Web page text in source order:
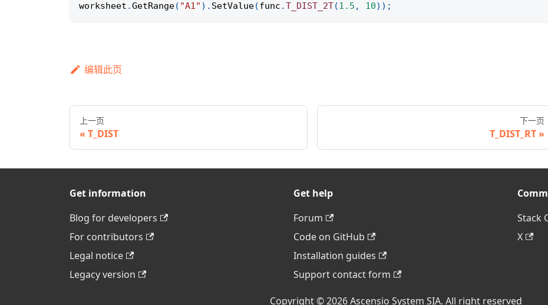
worksheet .GetRange( "A1" ) . SetValue(func .T_DIST_2T(1.5 , 10) ) ;
编辑此页
上一页
T_DIST
下一页
T_DIST_RT
Get information
Blog for developers
For contributors
Legal notice
Legacy version
Get help
Forum
Code on GitHub
Installation guides
Support contact form
Stack
X
Copyright © 2026 Ascensio System SIA. All right reserved